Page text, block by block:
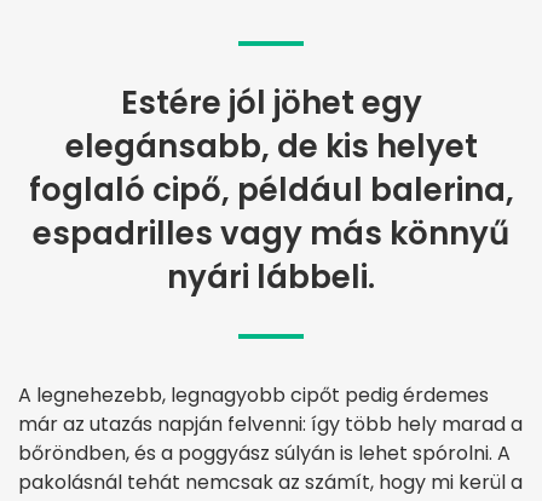
Estére jól jöhet egy
elegánsabb, de kis helyet
foglaló cipő, például balerina,
espadrilles vagy más könnyű
nyári lábbeli.
A legnehezebb, legnagyobb cipőt pedig érdemes
már az utazás napján felvenni: így több hely marad a
bőröndben, és a poggyász súlyán is lehet spórolni. A
pakolásnál tehát nemcsak az számít, hogy mi kerül a